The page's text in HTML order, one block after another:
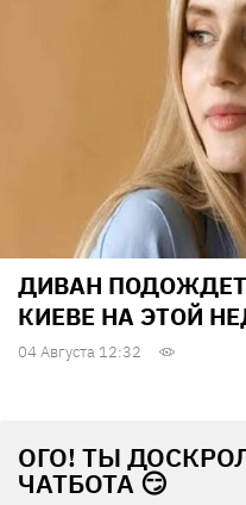
ДИВАН
КИЕВЕ НА ЭТОЙ
04 Августа 12:32
ОГО! ТЫ
ЧАТБОТА 😏